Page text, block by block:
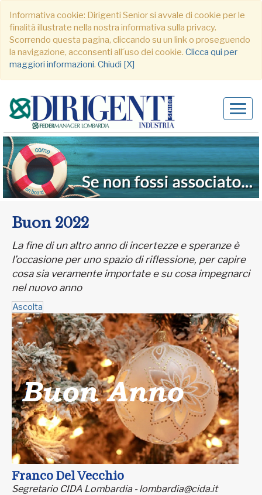
Informativa cookie: Dirigenti Senior si avvale di cookie per le
finalità illustrate nella nostra informativa sulla privacy.
Scorrendo questa pagina, cliccando su un link o proseguendo
la navigazione, acconsenti all´uso dei cookie. Clicca qui per
maggiori informazioni. Chiudi [X]
Buon 2022
La fine di un altro anno di incertezze e speranze è
l’occasione per uno spazio di riflessione, per capire
cosa sia veramente importate e su cosa impegnarci
nel nuovo anno
Ascolta
Franco Del Vecchio
Segretario CIDA Lombardia - lombardia@cida.it